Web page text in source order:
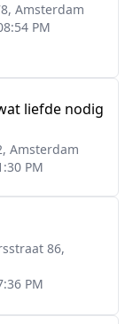
Amsterdam
PM
liefde nodig
Amsterdam
PM
86,
PM